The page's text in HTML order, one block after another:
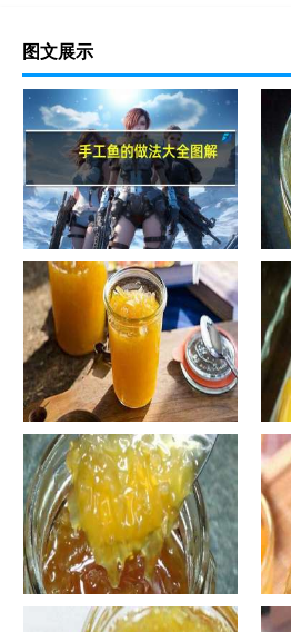
图文展示
手工鱼的做法大全图解
蜂
子
自制蜂蜜柚子茶-蜂蜜柚子茶有
哪些正确的做法？
自
何
罐装蜂蜜柚子茶胖吗-蜂蜜柚子
在